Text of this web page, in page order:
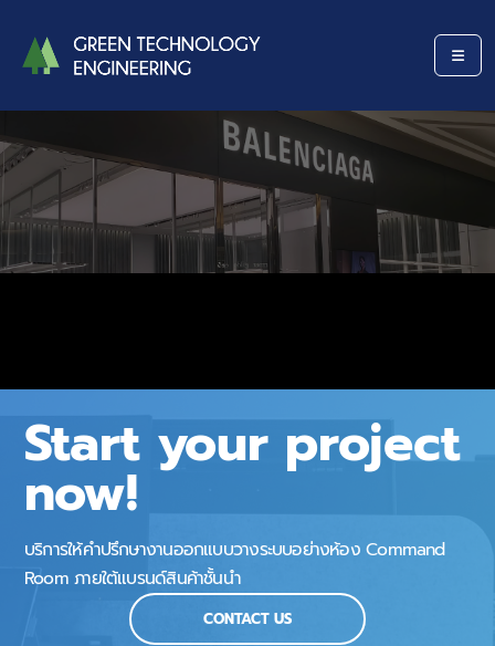
Start your project
now!
บริการให้คำปรึกษางานออกแบบวางระบบอย่างห้อง Command
Room ภายใต้แบรนด์สินค้าชั้นนำ
CONTACT US